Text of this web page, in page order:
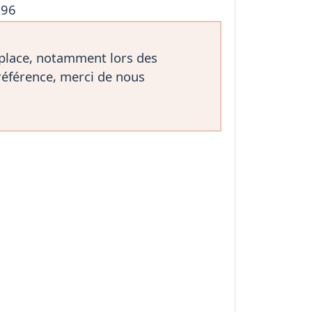
notamment lors des
merci de nous